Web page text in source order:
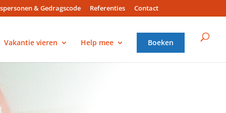
& Gedragscode Referenties Contact
Vakantie vieren Help mee Boeken